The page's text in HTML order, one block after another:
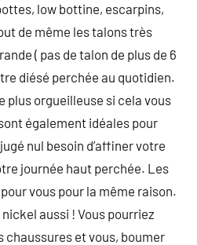
low bottine, escarpins,
de même les talons très
( pas de talon de plus de 6
diésé perchée au quotidien.
plus orgueilleuse si cela vous
également idéales pour
nul besoin d’affiner votre
journée haut perchée. Les
vous pour la même raison.
aussi ! Vous pourriez
chaussures et vous, boumer